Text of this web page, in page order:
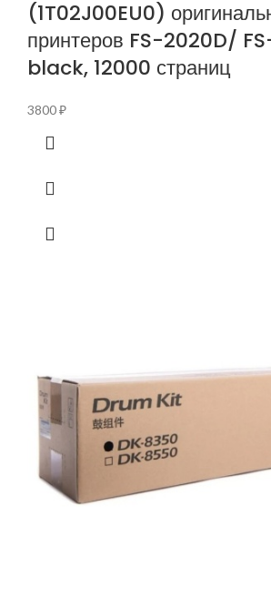
(1T02J00EU0)
принтеров FS-2020D/
black, 12000 страниц
3800₽